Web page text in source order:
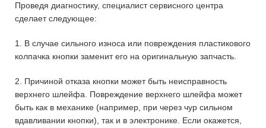
Проведя диагностику, специалист сервисного центра
сделает следующее:
1. В случае сильного износа или повреждения пластикового
колпачка кнопки заменит его на оригинальную запчасть.
2. Причиной отказа кнопки может быть неисправность
верхнего шлейфа. Повреждение верхнего шлейфа может
быть как в механике (например, при через чур сильном
вдавливании кнопки), так и в электронике. Если окажется,